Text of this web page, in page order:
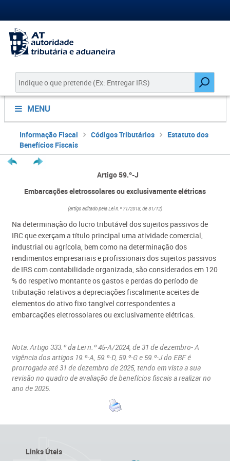
MENU
Informação Fiscal Códigos Tributários
Estatuto dos
Benefícios Fiscais
Artigo 59.º-J
Embarcações eletrossolares ou exclusivamente elétricas
(artigo aditado pela Lei n.º 71/2018, de 31/12)
Na determinação do lucro tributável dos sujeitos passivos de
IRC que exerçam a título principal uma atividade comercial,
industrial ou agrícola, bem como na determinação dos
rendimentos empresariais e profissionais dos sujeitos passivos
de IRS com contabilidade organizada, são considerados em 120
% do respetivo montante os gastos e perdas do período de
tributação relativos a depreciações fiscalmente aceites de
elementos do ativo fixo tangível correspondentes a
embarcações eletrossolares ou exclusivamente elétricas.
Nota: Artigo 333.º da Lei n.º 45-A/2024, de 31 de dezembro- A
vigência dos artigos 19.º-A, 59.º-D, 59.º-G e 59.º-J do EBF é
prorrogada até 31 de dezembro de 2025, tendo em vista a sua
revisão no quadro de avaliação de benefícios fiscais a realizar no
ano de 2025.​
Links Úteis